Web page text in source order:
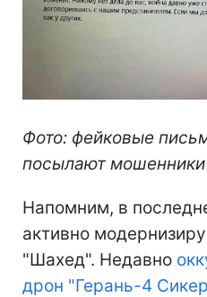
Фото: фейковые
посылают
Напомним, в
активно
"Шахед". Недавно
дрон "Герань-4